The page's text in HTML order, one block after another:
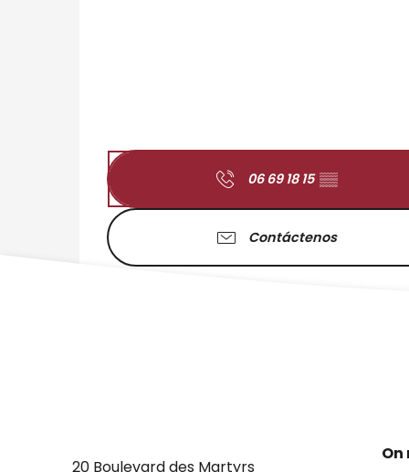
06 69 18 15 ▒▒
Contáctenos
20 Boulevard des Martyrs